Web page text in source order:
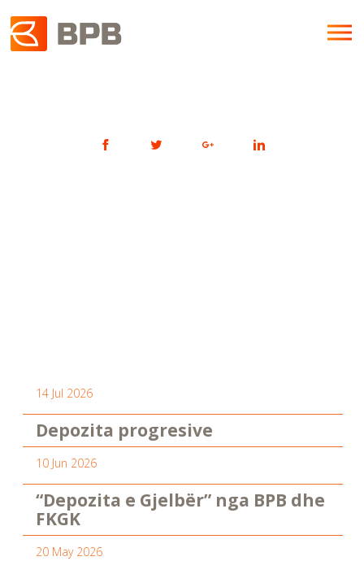
14 Jul 2026
Depozita progresive
10 Jun 2026
“Depozita e Gjelbër” nga BPB dhe
FKGK
20 May 2026